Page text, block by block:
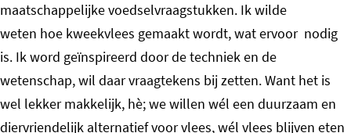
maatschappelijke voedselvraagstukken. Ik wilde
weten hoe kweekvlees gemaakt wordt, wat ervoor nodig
is. Ik word geïnspireerd door de techniek en de
wetenschap, wil daar vraagtekens bij zetten. Want het is
wel lekker makkelijk, hè; we willen wél een duurzaam en
diervriendelijk alternatief voor vlees, wél vlees blijven eten